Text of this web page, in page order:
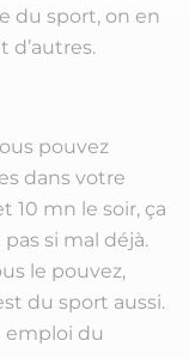
du sport, on en
d’autres.
pouvez
dans votre
10 mn le soir, ça
si mal déjà.
le pouvez,
du sport aussi.
emploi du